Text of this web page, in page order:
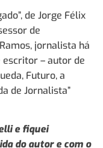
de Jorge Félix
de
jornalista há
escritor – autor de
Futuro, a
de Jornalista”
e fiquei
do autor e com o